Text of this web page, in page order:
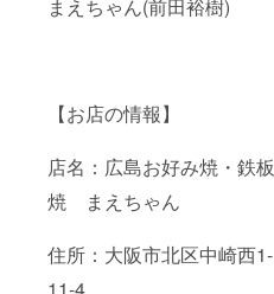
まえちゃん(前田裕樹)
【お店の情報】
店名：広島お好み焼・鉄板
焼 まえちゃん
住所：大阪市北区中崎西1-